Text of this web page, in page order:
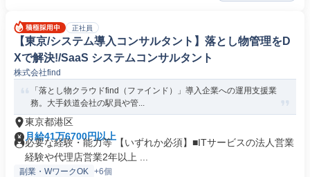
正社員
【東京/システム導入コンサルタント】落とし物管理をD
Xで解決!/SaaS システムコンサルタント
株式会社find
「落とし物クラウドfind（ファインド）」導入企業への運用支援業
務。大手鉄道会社の駅員や管...
東京都港区
月給41万6700円以上
必要な経験・能力等 【いずれか必須】■ITサービスの法人営業
経験や代理店営業2年以上 ...
副業・WワークOK +6個